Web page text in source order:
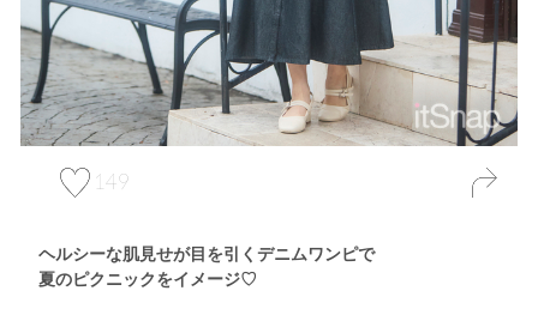
149
ヘルシーな肌見せが目を引くデニムワンピで
夏のピクニックをイメージ♡